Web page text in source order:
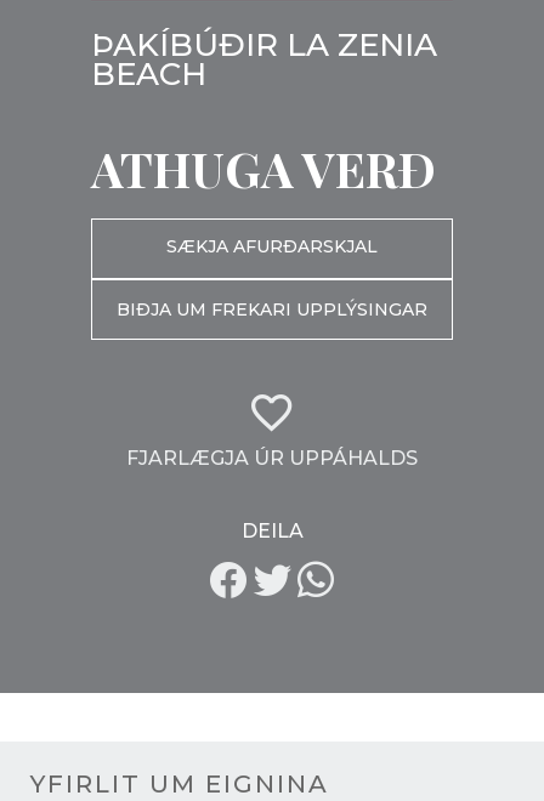
YFIRLIT UM EIGNINA
ÞAKÍBÚÐIR LA ZENIA
BEACH
ATHUGA VERÐ
SÆKJA AFURÐARSKJAL
BIÐJA UM FREKARI UPPLÝSINGAR
FJARLÆGJA ÚR UPPÁHALDS
DEILA